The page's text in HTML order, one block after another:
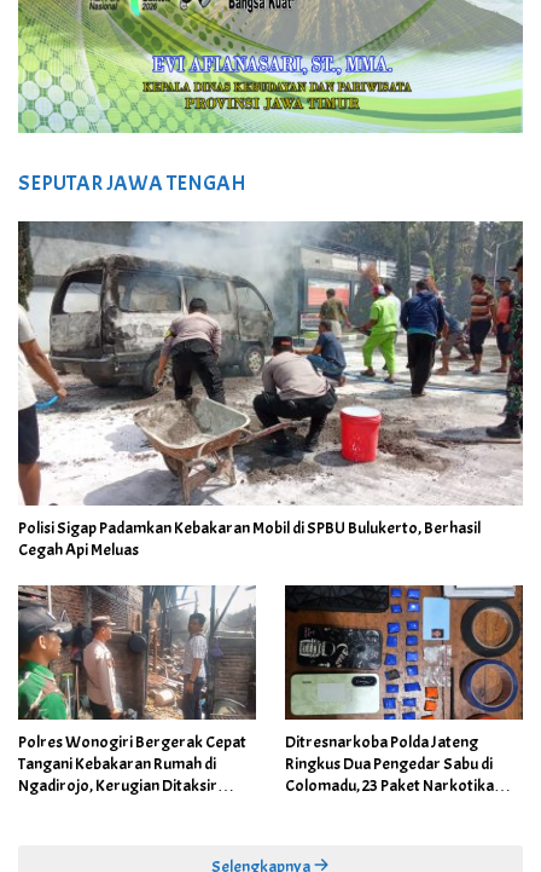
SEPUTAR JAWA TENGAH
Polisi Sigap Padamkan Kebakaran Mobil di SPBU Bulukerto, Berhasil
Cegah Api Meluas
Polres Wonogiri Bergerak Cepat
Tangani Kebakaran Rumah di
Ngadirojo, Kerugian Ditaksir
Ditresnarkoba Polda Jateng
Ringkus Dua Pengedar Sabu di
Colomadu, 23 Paket Narkotika
Selengkapnya